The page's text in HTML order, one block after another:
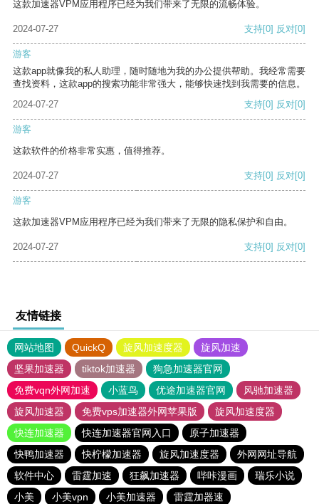
这款加速器VPM应用程序已经为我们带来了无限的流畅体验。
2024-07-27 支持[0] 反对[0]
游客
这款app就像我的私人助理，随时随地为我的办公提供帮助。我经常需要
查找资料，这款app的搜索功能非常强大，能够快速找到我需要的信息。
2024-07-27
支持[0] 反对[0]
游客
这款软件的价格非常实惠，值得推荐。
2024-07-27 支持[0] 反对[0]
游客
这款加速器VPM应用程序已经为我们带来了无限的隐私保护和自由。
2024-07-27 支持[0] 反对[0]
友情链接
网站地图 QuickQ 旋风加速度器
旋风加速
坚果加速器
tiktok加速器
狗急加速器官网
免费vqn外网加速
小蓝鸟 优途加速器官网
风驰加速器
旋风加速器
免费vps加速器外网苹果版
旋风加速度器
快连加速器
快连加速器官网入口
原子加速器
快鸭加速器
快柠檬加速器 旋风加速度器
外网网址导航
软件中心
雷霆加速 狂飙加速器 哔咔漫画
瑞乐小说
小美
小美vpn 小美加速器
雷霆加器速